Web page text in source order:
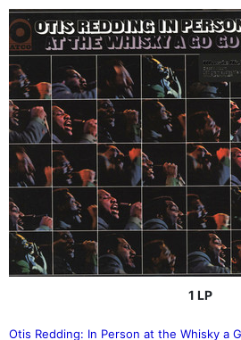
1 LP
Otis Redding: In Person at the Whisky a